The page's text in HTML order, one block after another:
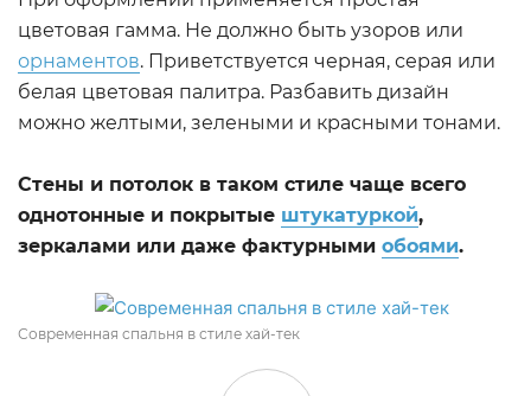
цветовая гамма. Не должно быть узоров или
орнаментов. Приветствуется черная, серая или
белая цветовая палитра. Разбавить дизайн
можно желтыми, зелеными и красными тонами.
Стены и потолок в таком стиле чаще всего
однотонные и покрытые штукатуркой,
зеркалами или даже фактурными обоями.
Современная спальня в стиле хай-тек